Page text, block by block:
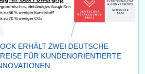
ERHÄLT ZWEI DEUTSCHE
FÜR KUNDENORIENTIERTE